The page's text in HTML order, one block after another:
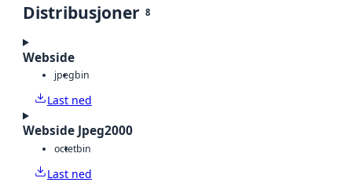
Distribusjoner 8
Webside
jpegbin
Last ned
Webside Jpeg2000
octetbin
Last ned